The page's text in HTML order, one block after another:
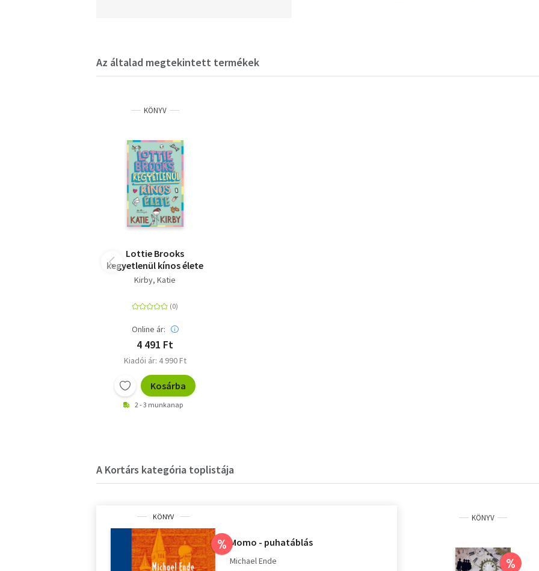
Az általad megtekintett termékek
KÖNYV
Lottie Brooks
kegyetlenül kínos élete
Kirby, Katie
Online ár:
4 491 Ft
Kiadói ár: 4 990 Ft
Kosárba
2 - 3 munkanap
A Kortárs kategória toplistája
KÖNYV
% Momo - puhatáblás
Michael Ende
KÖNYV
%